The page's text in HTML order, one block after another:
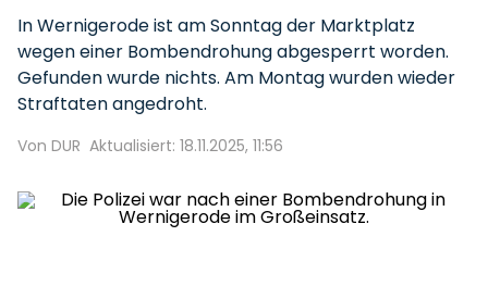
In Wernigerode ist am Sonntag der Marktplatz
wegen einer Bombendrohung abgesperrt worden.
Gefunden wurde nichts. Am Montag wurden wieder
Straftaten angedroht.
Von DUR Aktualisiert: 18.11.2025, 11:56